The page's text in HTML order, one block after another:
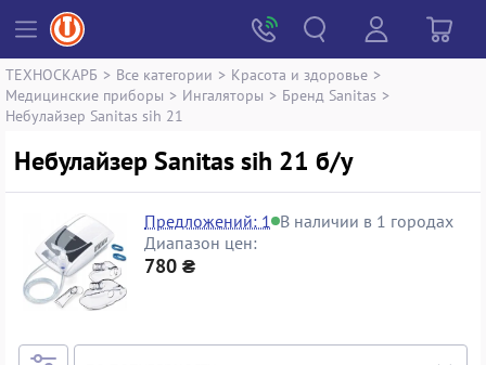
ТЕХНОСКАРБ > Все категории > Красота и здоровье >
Медицинские приборы > Ингаляторы > Бренд Sanitas >
Небулайзер Sanitas sih 21
Небулайзер Sanitas sih 21 б/у
Предложений: 1 В наличии в 1 городах
Диапазон цен:
780 ₴